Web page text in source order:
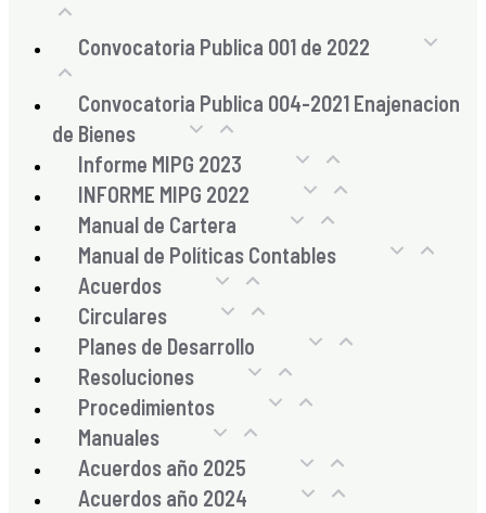
Convocatoria Publica 001 de 2022
Convocatoria Publica 004-2021 Enajenacion
de Bienes
Informe MIPG 2023
INFORME MIPG 2022
Manual de Cartera
Manual de Políticas Contables
Acuerdos
Circulares
Planes de Desarrollo
Resoluciones
Procedimientos
Manuales
Acuerdos año 2025
Acuerdos año 2024